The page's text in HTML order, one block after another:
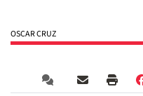
OSCAR CRUZ